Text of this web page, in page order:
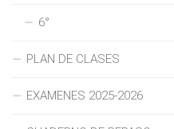
6°
PLAN DE CLASES
EXAMENES 2025-2026